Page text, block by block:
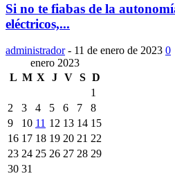
Si no te fiabas de la
eléctricos,...
administrador - 11 de enero de 2023 0
enero 2023
L M X J V S D
1
2
3 4 5 6 7
8
9
10 11 12 13 14 15
16 17 18 19 20 21 22
23 24 25 26 27 28 29
30 31